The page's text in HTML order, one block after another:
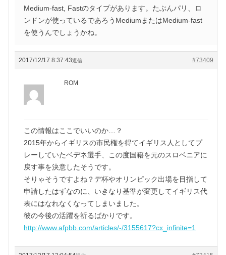
Medium-fast, Fastのタイプがあります。たぶんパリ、ロ
ンドンが使っているであろうMediumまたはMedium-fast
を使うんでしょうかね。
2017/12/17 8:37:43 #73409
返信
ROM
この情報はここでいいのか…？
2015年からイギリスの市民権を得てイギリス人としてプ
レーしていたベデネ選手、この度国籍を元のスロベニアに
戻す事を決意したそうです。
そりゃそうですよね？デ杯やオリンピック出場を目指して
申請したはずなのに、いきなり基準が変更してイギリス代
表にはなれなくなってしまいました。
彼の今後の活躍を祈るばかりです。
http://www.afpbb.com/articles/-/3155617?cx_infinite=1